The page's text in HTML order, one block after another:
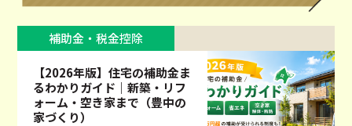
補助金・税金控除
【2026年版】住宅の補助金ま
るわかりガイド｜新築・リフ
ォーム・空き家まで（豊中の
家づくり）